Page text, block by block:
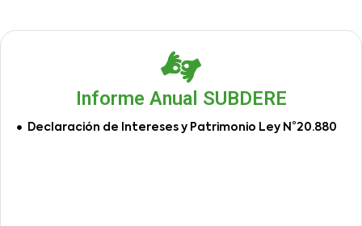
Informe Anual SUBDERE
Declaración de Intereses y Patrimonio Ley N°20.880